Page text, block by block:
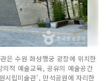
은 수원 화성행궁 광장에 위치한
적 예술교육, 공유의 예술공간
시립미술관’, 만석공원에 자리한